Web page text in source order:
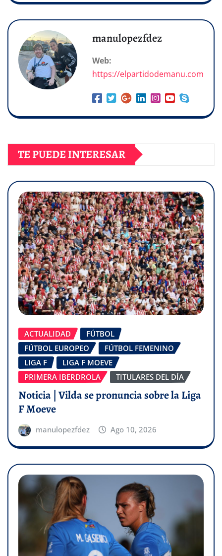
manulopezfdez
Web:
https://elpartidodemanu.com
TE PUEDE INTERESAR
ACTUALIDAD
FÚTBOL
FÚTBOL EUROPEO
FÚTBOL FEMENINO
LIGA F
LIGA F MOEVE
PRIMERA IBERDROLA
TITULARES DEL DÍA
Noticia | Vilda se pronuncia sobre la Liga
F Moeve
manulopezfdez Ago 10, 2026